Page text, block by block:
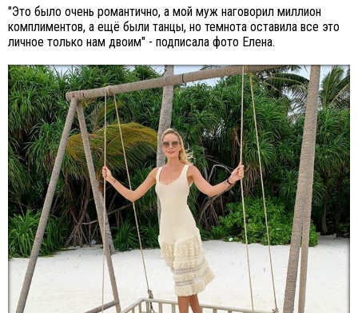
"Это было очень романтично, а мой муж наговорил миллион
комплиментов, а ещё были танцы, но темнота оставила все это
личное только нам двоим" - подписала фото Елена.